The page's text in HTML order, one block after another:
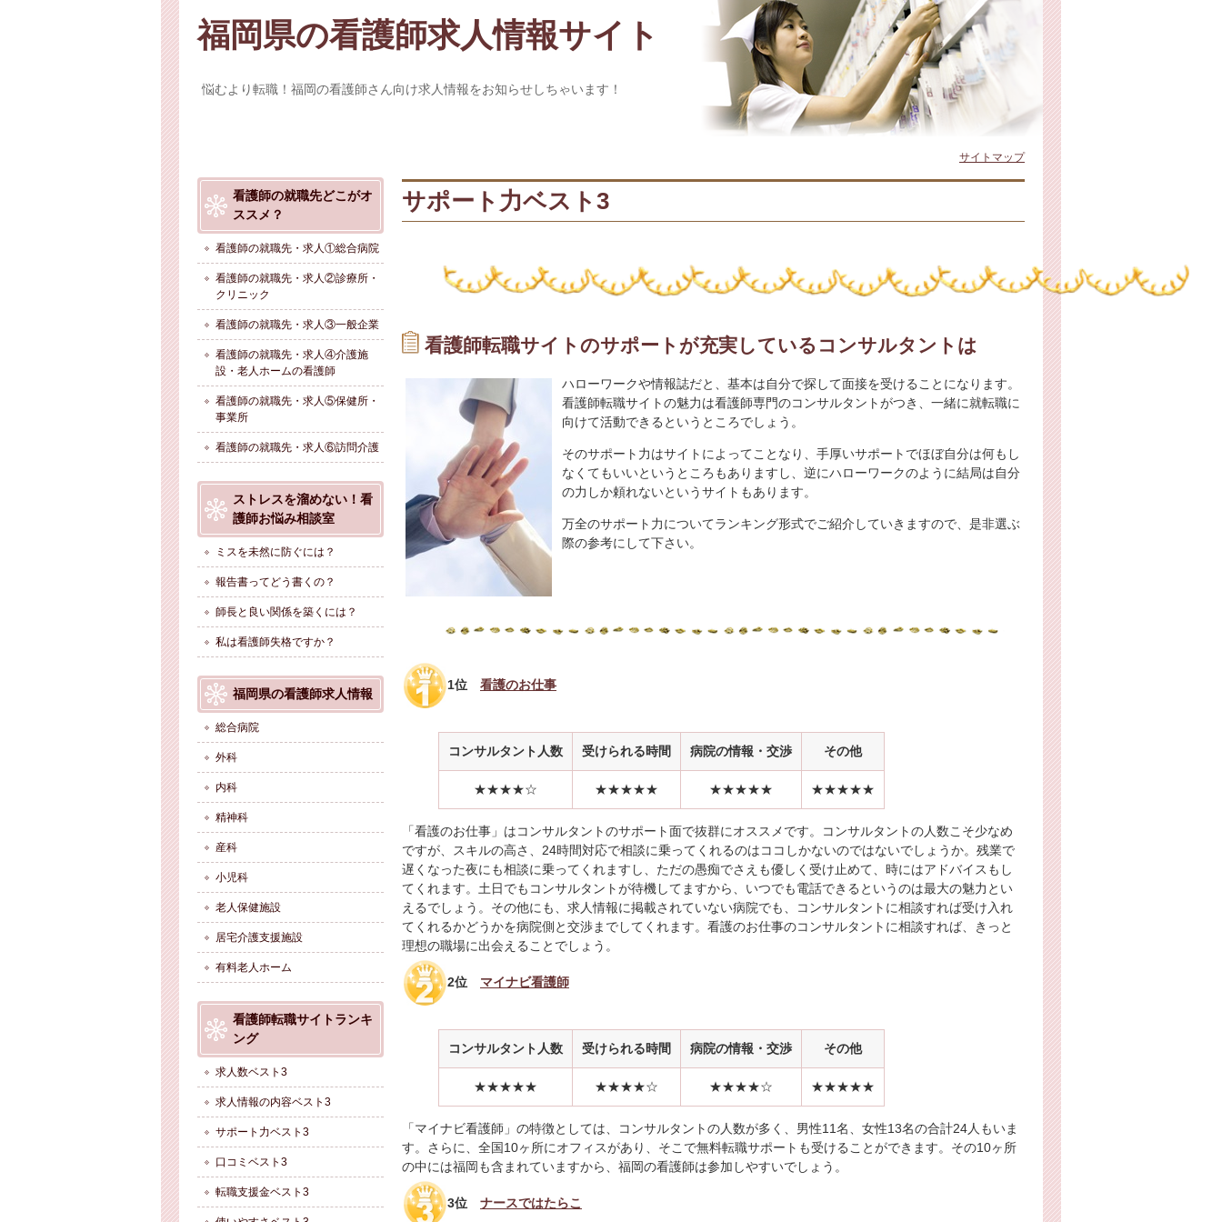
福岡県の看護師求人情報サイト
悩むより転職！福岡の看護師さん向け求人情報をお知らせしちゃいます！
サイトマップ
サポート力ベスト3
看護師転職サイトのサポートが充実しているコンサルタントは
ハローワークや情報誌だと、基本は自分で探して面接を受けることになります。
看護師転職サイトの魅力は看護師専門のコンサルタントがつき、一緒に就転職に
向けて活動できるというところでしょう。
そのサポート力はサイトによってことなり、手厚いサポートでほぼ自分は何もし
なくてもいいというところもありますし、逆にハローワークのように結局は自分
の力しか頼れないというサイトもあります。
万全のサポート力についてランキング形式でご紹介していきますので、是非選ぶ
際の参考にして下さい。
1位 看護のお仕事
コンサルタント人数 受けられる時間 病院の情報・交渉 その他
★★★★☆ ★★★★★ ★★★★★ ★★★★★
「看護のお仕事」はコンサルタントのサポート面で抜群にオススメです。コンサルタントの人数こそ少なめ
ですが、スキルの高さ、24時間対応で相談に乗ってくれるのはココしかないのではないでしょうか。残業で
遅くなった夜にも相談に乗ってくれますし、ただの愚痴でさえも優しく受け止めて、時にはアドバイスもし
てくれます。土日でもコンサルタントが待機してますから、いつでも電話できるというのは最大の魅力とい
えるでしょう。その他にも、求人情報に掲載されていない病院でも、コンサルタントに相談すれば受け入れ
てくれるかどうかを病院側と交渉までしてくれます。看護のお仕事のコンサルタントに相談すれば、きっと
理想の職場に出会えることでしょう。
2位 マイナビ看護師
コンサルタント人数 受けられる時間 病院の情報・交渉 その他
★★★★★ ★★★★☆ ★★★★☆ ★★★★★
「マイナビ看護師」の特徴としては、コンサルタントの人数が多く、男性11名、女性13名の合計24人もいま
す。さらに、全国10ヶ所にオフィスがあり、そこで無料転職サポートも受けることができます。その10ヶ所
の中には福岡も含まれていますから、福岡の看護師は参加しやすいでしょう。
3位 ナースではたらこ
看護師の就職先どこがオ
ススメ？
看護師の就職先・求人①総合病院
看護師の就職先・求人②診療所・
クリニック
看護師の就職先・求人③一般企業
看護師の就職先・求人④介護施
設・老人ホームの看護師
看護師の就職先・求人⑤保健所・
事業所
看護師の就職先・求人⑥訪問介護
ストレスを溜めない！看
護師お悩み相談室
ミスを未然に防ぐには？
報告書ってどう書くの？
師長と良い関係を築くには？
私は看護師失格ですか？
福岡県の看護師求人情報
総合病院
外科
内科
精神科
産科
小児科
老人保健施設
居宅介護支援施設
有料老人ホーム
看護師転職サイトランキ
ング
求人数ベスト3
求人情報の内容ベスト3
サポート力ベスト3
口コミベスト3
転職支援金ベスト3